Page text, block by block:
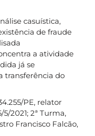
casuística,
de fraude
a atividade
já se
transferência do
PE, relator
2021; 2ª Turma,
Francisco Falcão,